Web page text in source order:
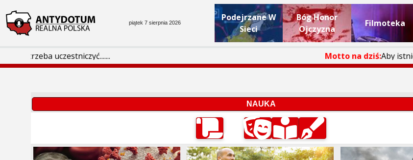
piątek 7 sierpnia 2026
Podejrzane W
Sieci
Bóg Honor
Ojczyzna
Filmoteka
trzeba uczestniczyć....... Motto na dziś:Aby istnieć,
NAUKA